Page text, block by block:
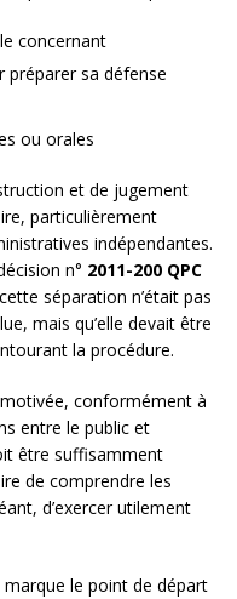
concernant
préparer sa défense
ou orales
et de jugement
particulièrement
indépendantes.
n° 2011-200 QPC
séparation n’était pas
mais qu’elle devait être
la procédure.
conformément à
entre le public et
être suffisamment
de comprendre les
d’exercer utilement
marque le point de départ